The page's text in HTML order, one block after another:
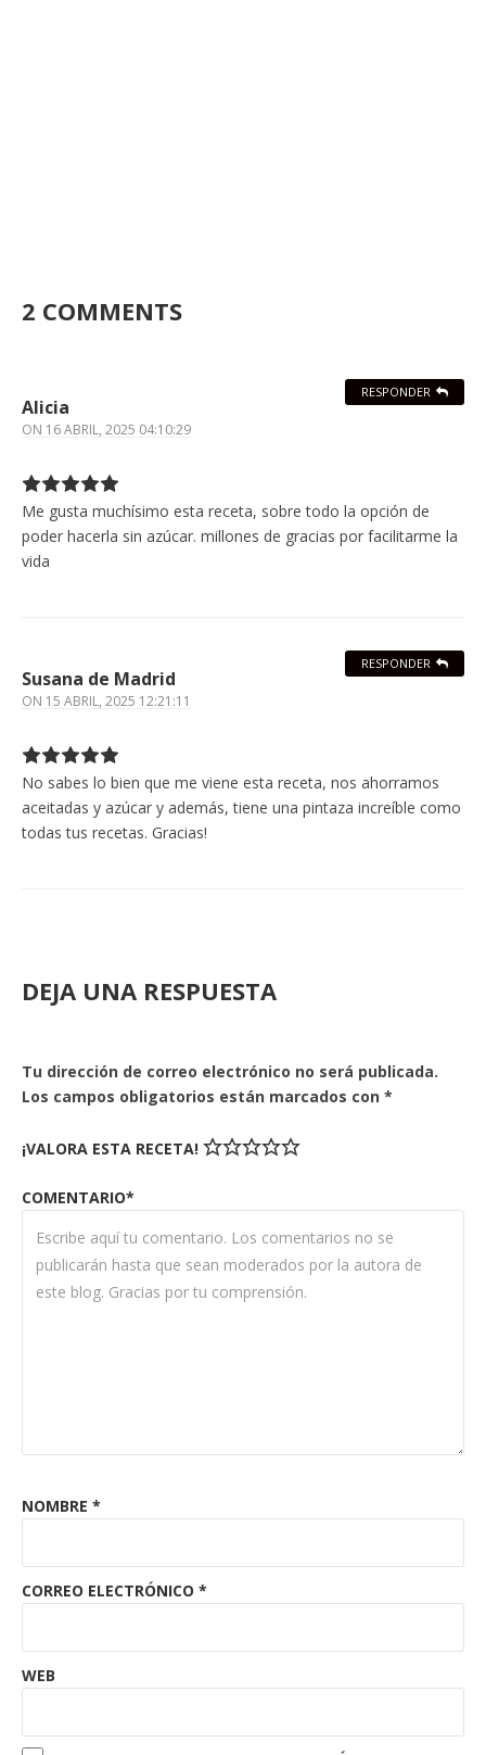
2 COMMENTS
Alicia
ON 16 ABRIL, 2025 04:10:29
Me gusta muchísimo esta receta, sobre todo la opción de
poder hacerla sin azúcar. millones de gracias por facilitarme la
vida
RESPONDER
Susana de Madrid
ON 15 ABRIL, 2025 12:21:11
No sabes lo bien que me viene esta receta, nos ahorramos
aceitadas y azúcar y además, tiene una pintaza increíble como
todas tus recetas. Gracias!
RESPONDER
DEJA UNA RESPUESTA
Tu dirección de correo electrónico no será publicada.
Los campos obligatorios están marcados con *
¡VALORA ESTA RECETA!
COMENTARIO*
NOMBRE *
CORREO ELECTRÓNICO *
WEB